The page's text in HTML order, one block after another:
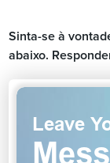
Sinta-se à
abaixo.